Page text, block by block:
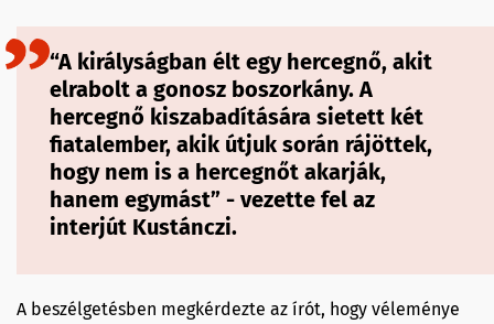
“A királyságban élt egy hercegnő, akit
elrabolt a gonosz boszorkány. A
hercegnő kiszabadítására sietett két
fiatalember, akik útjuk során rájöttek,
hogy nem is a hercegnőt akarják,
hanem egymást” - vezette fel az
interjút Kustánczi.
A beszélgetésben megkérdezte az írót, hogy véleménye